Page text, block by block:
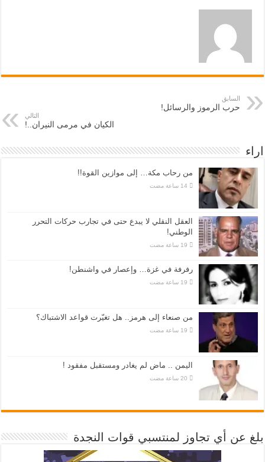
السابق
حرب الرموز والرسائل!
التالي
الكيان في مرمى النيران..!
اراء
من رحاب مكة… إلى موازين القوة!!
العقل النقلي لا يبدع حتى في تجارب حركات التحرر
الوطني!
رفرفة في غزة… وإعصار في واشنطن!
من صنعاء إلى هرمز.. هل تغيّرت قواعد الاشتباك؟
اليمن .. ماض لم يغادر ومستقبل مفقود !
بلغ عن أي تجاوز لمنتسبي قوات النجدة